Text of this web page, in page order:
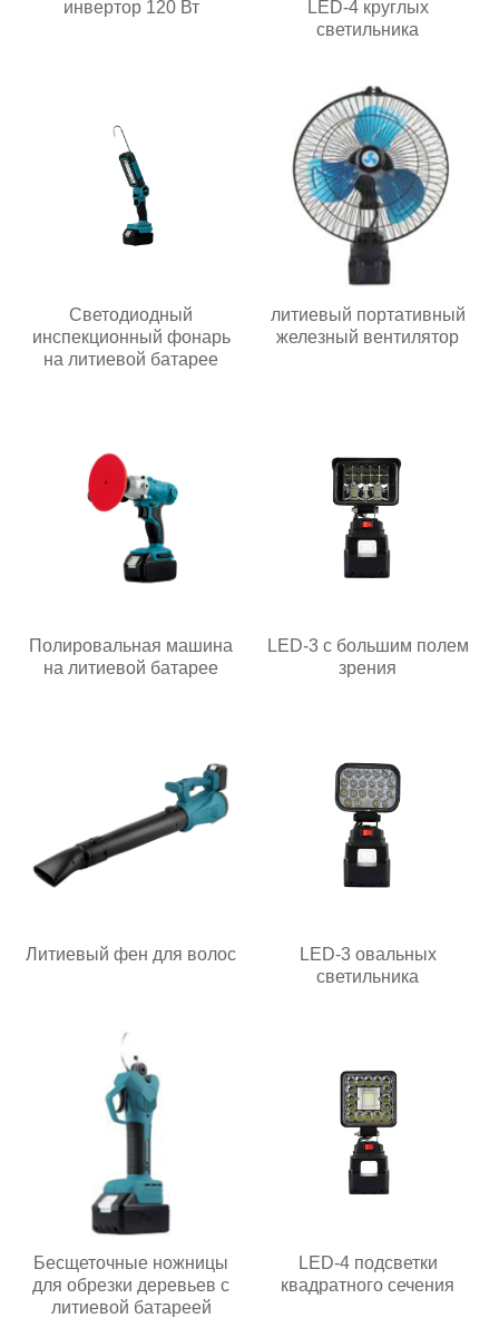
инвертор 120 Вт
LED-4 круглых
светильника
Светодиодный
инспекционный фонарь
на литиевой батарее
литиевый портативный
железный вентилятор
Полировальная машина
на литиевой батарее
LED-3 с большим полем
зрения
Литиевый фен для волос
LED-3 овальных
светильника
Бесщеточные ножницы
для обрезки деревьев с
литиевой батареей
LED-4 подсветки
квадратного сечения